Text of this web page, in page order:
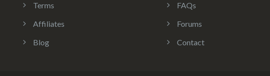
Terms
Affiliates
Blog
FAQs
Forums
Contact